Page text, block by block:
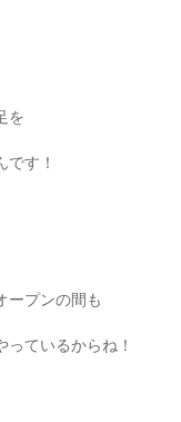
を
です！
ープンの間も
っているからね！